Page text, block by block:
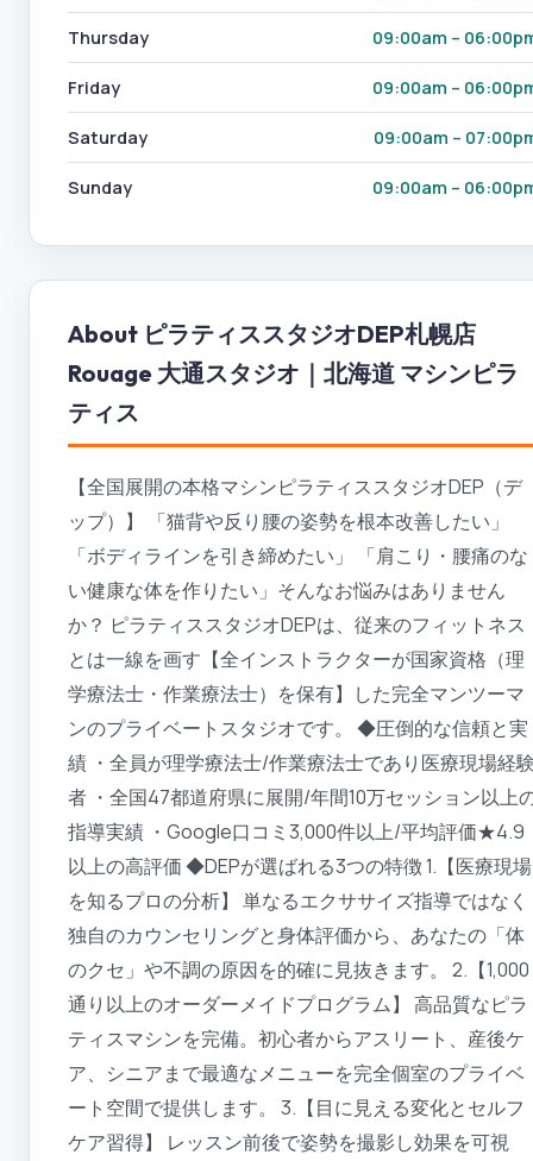
Thursday 09:00am –
Friday 09:00am –
Saturday 09:00am –
Sunday 09:00am –
About ピラティススタジオDEP札幌店
Rouage 大通スタジオ｜北海道 マシンピラ
ティス
【全国展開の本格マシンピラティススタジオDEP（デ
ップ）】 「猫背や反り腰の姿勢を根本改善したい」
「ボディラインを引き締めたい」 「肩こり・腰痛のな
い健康な体を作りたい」そんなお悩みはありません
か？ ピラティススタジオDEPは、従来のフィットネス
とは一線を画す【全インストラクターが国家資格（理
学療法士・作業療法士）を保有】した完全マンツーマ
ンのプライベートスタジオです。 ◆圧倒的な信頼と実
績 ・全員が理学療法士/作業療法士であり医療現場経
者 ・全国47都道府県に展開/年間10万セッション以上
指導実績 ・Google口コミ3,000件以上/平均評価★4.9
以上の高評価 ◆DEPが選ばれる3つの特徴 1.【医療現場
を知るプロの分析】 単なるエクササイズ指導ではなく
独自のカウンセリングと身体評価から、あなたの「体
のクセ」や不調の原因を的確に見抜きます。 2.【1,000
通り以上のオーダーメイドプログラム】 高品質なピラ
ティスマシンを完備。初心者からアスリート、産後ケ
ア、シニアまで最適なメニューを完全個室のプライベ
ート空間で提供します。 3.【目に見える変化とセルフ
ケア習得】 レッスン前後で姿勢を撮影し効果を可視